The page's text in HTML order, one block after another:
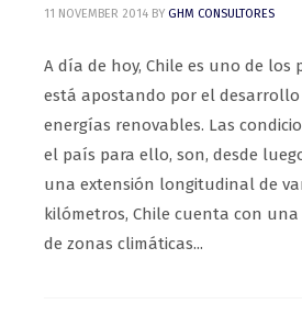
11 NOVEMBER 2014 BY GHM CONSULTORES
A día de hoy, Chile es uno de los
está apostando por el desarrollo
energías renovables. Las
el país para ello, son, desde
una extensión longitudinal de
kilómetros, Chile cuenta con
de zonas climáticas...